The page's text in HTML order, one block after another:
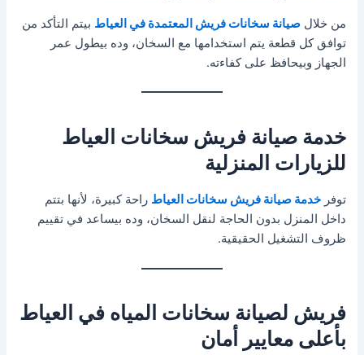
من خلالصيانة سخانات فريش المعتمدة في العياط بيتم التأكد من
توافق كل قطعة يتم استخدامها مع السخان، وده بيطول عمر
الجهاز وبيحافظ على كفاءته.
خدمة صيانة فريش سخانات العياط
للزيارات المنزلية
توفرخدمة صيانة فريش سخانات العياط راحة كبيرة، لأنها بتتم
داخل المنزل بدون الحاجة لنقل السخان، وده بيساعد في تقييم
ظروف التشغيل الحقيقية.
فريش لصيانة سخانات المياه في العياط
بأعلى معايير أمان